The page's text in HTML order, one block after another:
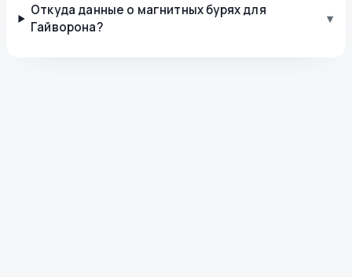
Откуда данные о магнитных бурях для
Гайворона?
▾